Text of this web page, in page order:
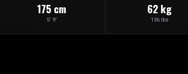
175 cm
5' 9'
62 kg
136 lbs